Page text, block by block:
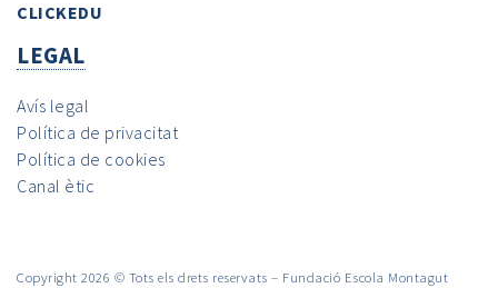
CLICKEDU
LEGAL
Avís legal
Política de privacitat
Política de cookies
Canal ètic
Copyright 2026 © Tots els drets reservats – Fundació Escola Montagut